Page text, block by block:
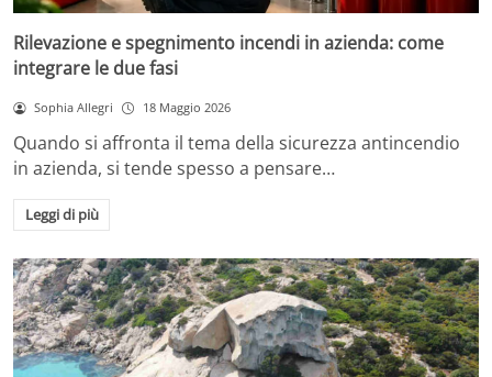
Rilevazione e spegnimento incendi in azienda: come
integrare le due fasi
Sophia Allegri 18 Maggio 2026
Quando si affronta il tema della sicurezza antincendio
in azienda, si tende spesso a pensare…
Leggi di più